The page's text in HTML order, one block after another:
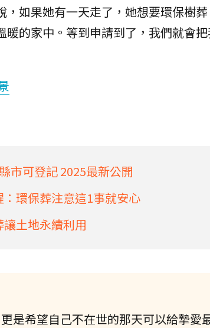
如果她有一天走了，她想要環保樹
的家中。等到申請到了，我們就會
市可登記 2025最新公開
環保葬注意這1事就安心
讓土地永續利用
是希望自己不在世的那天可以給摯愛